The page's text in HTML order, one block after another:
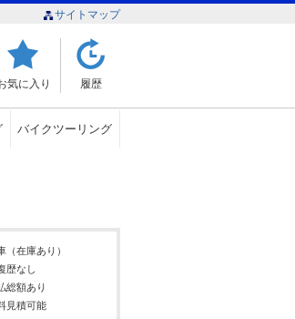
サイトマップ
気に入り 履歴
バイクツーリング
（在庫あり）
歴なし
総額あり
見積可能